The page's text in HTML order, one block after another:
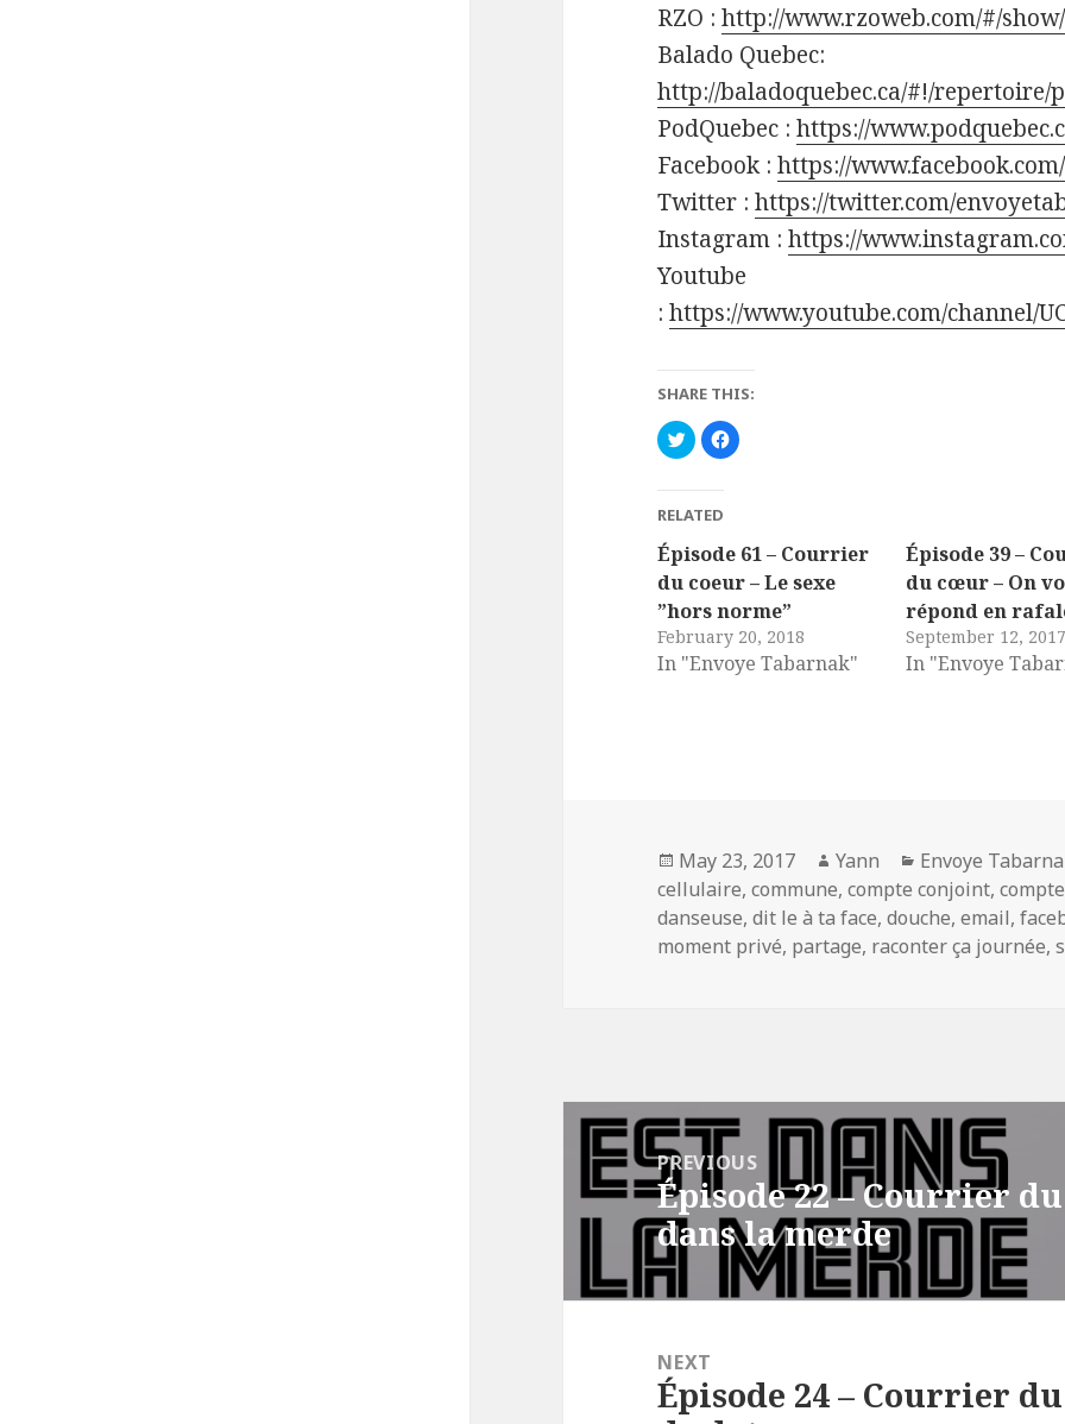
RZO :http://www.rzoweb.com/#/
Balado Quebec:
http://baladoquebec.ca/#!/repertoire/
PodQuebec :https://
Facebook :https://
Twitter :https://twitter.com/
Instagram :https://
Youtube
:https://www.youtube.com/channel/
SHARE THIS:
C
l
k
t
o
h
a
r
e
o
n
T
w
i
n
e
w
n
o
C
l
h
a
r
e
o
n
F
a
c
e
n
n
w
i
d
o
RELATED
Épisode 61 – Courrier
du coeur – Le sexe
”hors norme”
February 20, 2018
In "Envoye Tabarnak"
Épisode 39 –
du cœur – On
répond en
September 12,
In "Envoye
Posted
on
May 23, 2017 Author
Yann Categories
Envoye
cellulaire,commune,compte conjoint,
danseuse,dit le à ta face,douche,email,
moment privé, partage, raconter ça journée,
Post
navigationPREVIOUS
Previous
post:
Épisode 22 – Courrier
dans la merde
NEXT
Next
Épisode 24 – Courrier